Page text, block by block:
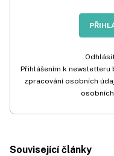
Přihlášením k newsletteru
zpracování osobních
Související články